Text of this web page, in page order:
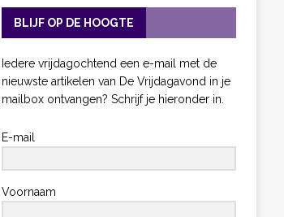
BLIJF OP DE HOOGTE
Iedere vrijdagochtend een e-mail met de
nieuwste artikelen van De Vrijdagavond in je
mailbox ontvangen? Schrijf je hieronder in.
E-mail
Voornaam